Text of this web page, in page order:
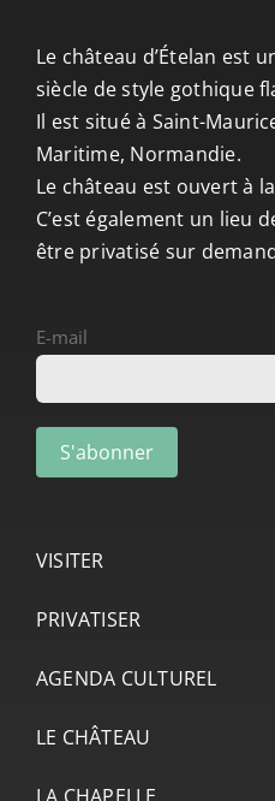
Le château d’Ételan est
siècle de style gothique
Il est situé à Saint-
Maritime, Normandie.
Le château est ouvert à
C’est également un lieu
être privatisé sur
E-mail
VISITER
PRIVATISER
AGENDA CULTUREL
LE CHÂTEAU
LA CHAPELLE